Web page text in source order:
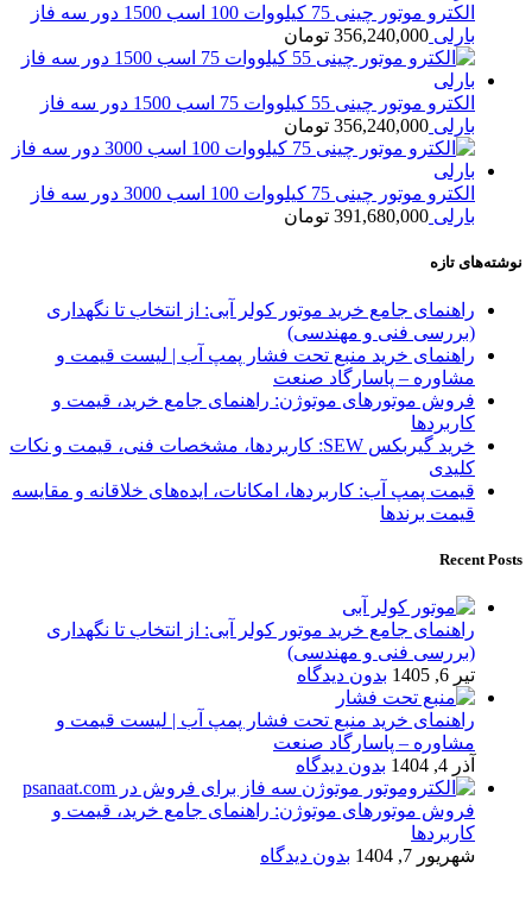
الکترو موتور چینی 75 کیلووات 100 اسب 1500 دور سه فاز
بارلی 356,240,000 تومان
الکترو موتور چینی 55 کیلووات 75 اسب 1500 دور سه فاز
بارلی 356,240,000 تومان
الکترو موتور چینی 75 کیلووات 100 اسب 3000 دور سه فاز
بارلی 391,680,000 تومان
نوشته‌های تازه
راهنمای جامع خرید موتور کولر آبی: از انتخاب تا نگهداری
(بررسی فنی و مهندسی)
راهنمای خرید منبع تحت فشار پمپ آب | لیست قیمت و
مشاوره – پاسارگاد صنعت
فروش موتورهای موتوژن: راهنمای جامع خرید، قیمت و
کاربردها
خرید گیربکس SEW: کاربردها، مشخصات فنی، قیمت و نکات
کلیدی
قیمت پمپ آب: کاربردها، امکانات، ایده‌های خلاقانه و مقایسه
قیمت برندها
Recent Posts
راهنمای جامع خرید موتور کولر آبی: از انتخاب تا نگهداری
(بررسی فنی و مهندسی)
تیر 6, 1405
بدون دیدگاه
راهنمای خرید منبع تحت فشار پمپ آب | لیست قیمت و
مشاوره – پاسارگاد صنعت
آذر 4, 1404
بدون دیدگاه
فروش موتورهای موتوژن: راهنمای جامع خرید، قیمت و
کاربردها
شهریور 7, 1404
بدون دیدگاه